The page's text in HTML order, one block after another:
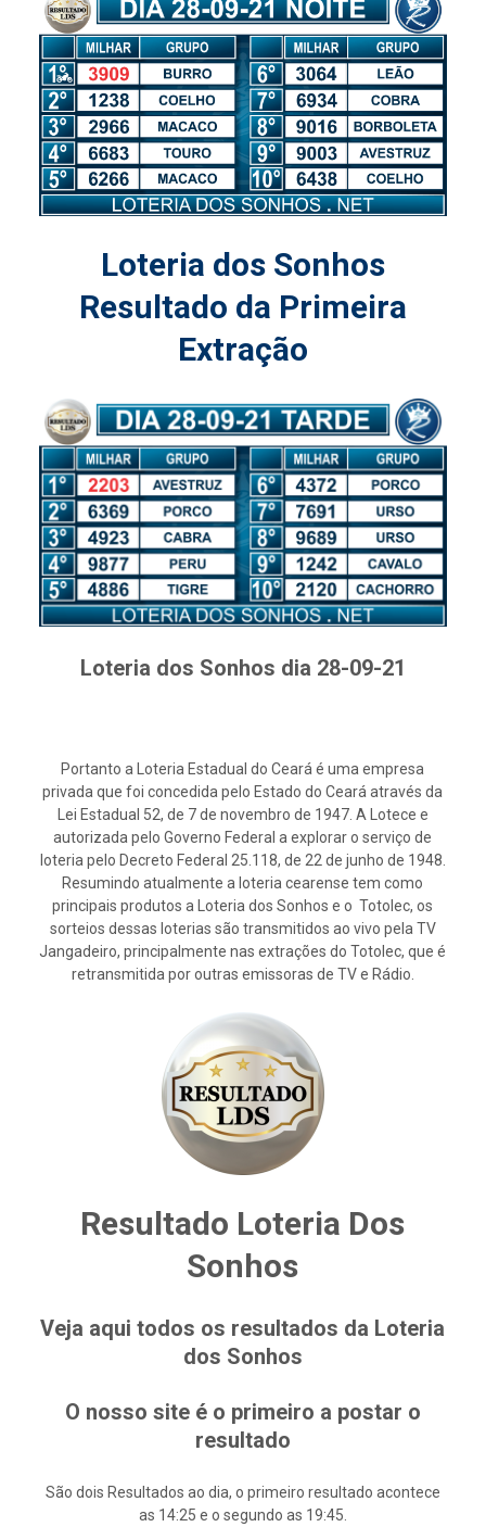
Loteria dos Sonhos
Resultado da Primeira
Extração
Loteria dos Sonhos dia 28-09-21
Portanto a Loteria Estadual do Ceará é uma empresa
privada que foi concedida pelo Estado do Ceará através da
Lei Estadual 52, de 7 de novembro de 1947. A Lotece e
autorizada pelo Governo Federal a explorar o serviço de
loteria pelo Decreto Federal 25.118, de 22 de junho de 1948.
Resumindo atualmente a loteria cearense tem como
principais produtos a Loteria dos Sonhos e o Totolec, os
sorteios dessas loterias são transmitidos ao vivo pela TV
Jangadeiro, principalmente nas extrações do Totolec, que é
retransmitida por outras emissoras de TV e Rádio.
Resultado Loteria Dos
Sonhos
Veja aqui todos os resultados da Loteria
dos Sonhos
O nosso site é o primeiro a postar o
resultado
São dois Resultados ao dia, o primeiro resultado acontece
as 14:25 e o segundo as 19:45.